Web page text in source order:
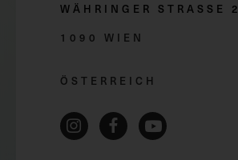
WÄHRINGER STRASSE 2
1090 WIEN
ÖSTERREICH